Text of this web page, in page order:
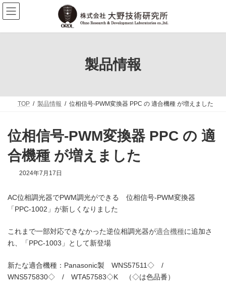
コ
ン
テ
ン
ナ
ビ
ゲ
ー
製品情報
TOP 製品情報 位相信号-PWM変換器 PPC の 適合機種 が増えました
位相信号-PWM変換器 PPC の 適
合機種 が増えました
2024年7月17日
AC位相調光器でPWM調光ができる 位相信号-PWM変換器
「PPC-1002」が新しくなりました
これまで一部対応できなかった逆位相調光器が適合機種に追加さ
れ、「PPC-1003」として新登場
新たな適合機種：Panasonic製 WNS57511◇ /
WNS575830◇ / WTA57583◇K （◇は色品番）